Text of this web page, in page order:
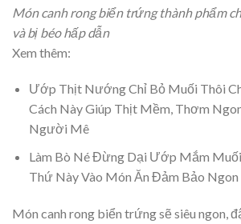
Món canh rong biển trứng thành phẩm
và bị béo hấp dẫn
Xem thêm:
Ướp Thịt Nướng Chỉ Bỏ Muối Thôi
Cách Này Giúp Thịt Mềm, Thơm
Người Mê
Làm Bò Né Đừng Dại Ướp Mắm Muối
Thứ Này Vào Món Ăn Đảm Bảo
Món canh rong biển trứng sẽ siêu ngon,